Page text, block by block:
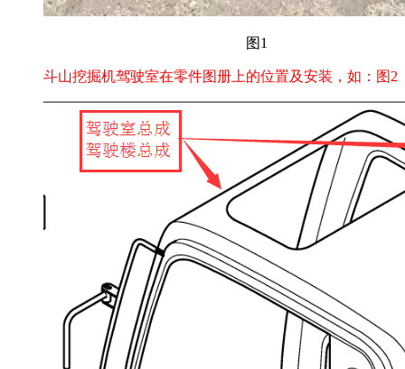
图1
斗山挖掘机驾驶室在零件图册上的位置及安装，如：图2